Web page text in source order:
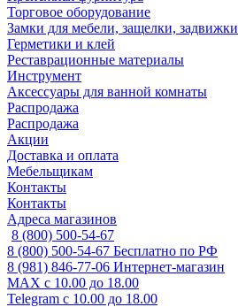
Торговое оборудование
Замки для мебели, защелки, задвижки
Герметики и клей
Реставрационные материалы
Инструмент
Аксессуары для ванной комнаты
Распродажа
Распродажа
Акции
Доставка и оплата
Мебельщикам
Контакты
Контакты
Адреса магазинов
8 (800) 500-54-67
8 (800) 500-54-67 Бесплатно по РФ
8 (981) 846-77-06 Интернет-магазин
MAX с 10.00 до 18.00
Telegram с 10.00 до 18.00